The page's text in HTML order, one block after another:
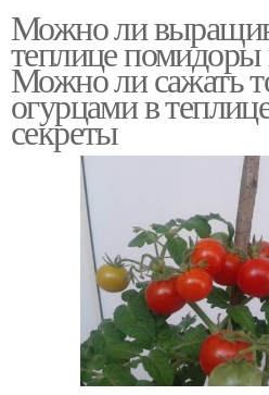
Можно ли
теплице
Можно ли сажать
огурцами в
секреты